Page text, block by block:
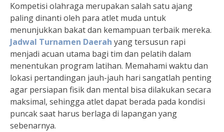
Kompetisi olahraga merupakan salah satu ajang
paling dinanti oleh para atlet muda untuk
menunjukkan bakat dan kemampuan terbaik mereka.
Jadwal Turnamen Daerah yang tersusun rapi
menjadi acuan utama bagi tim dan pelatih dalam
menentukan program latihan. Memahami waktu dan
lokasi pertandingan jauh-jauh hari sangatlah penting
agar persiapan fisik dan mental bisa dilakukan secara
maksimal, sehingga atlet dapat berada pada kondisi
puncak saat harus berlaga di lapangan yang
sebenarnya.